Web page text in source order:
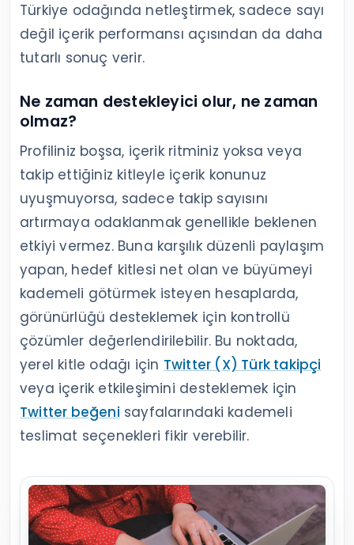
Türkiye odağında netleştirmek, sadece sayı
değil içerik performansı açısından da daha
tutarlı sonuç verir.
Ne zaman destekleyici olur, ne zaman
olmaz?
Profiliniz boşsa, içerik ritminiz yoksa veya
takip ettiğiniz kitleyle içerik konunuz
uyuşmuyorsa, sadece takip sayısını
artırmaya odaklanmak genellikle beklenen
etkiyi vermez. Buna karşılık düzenli paylaşım
yapan, hedef kitlesi net olan ve büyümeyi
kademeli götürmek isteyen hesaplarda,
görünürlüğü desteklemek için kontrollü
çözümler değerlendirilebilir. Bu noktada,
yerel kitle odağı için Twitter (X) Türk takipçi
veya içerik etkileşimini desteklemek için
Twitter beğeni sayfalarındaki kademeli
teslimat seçenekleri fikir verebilir.